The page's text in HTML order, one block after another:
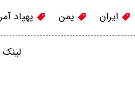
ایران یمن پهپاد
لینک